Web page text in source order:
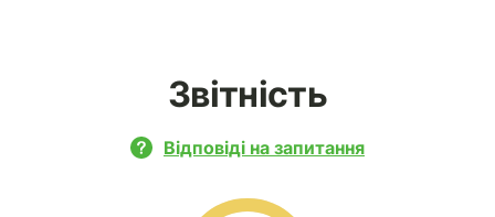
Звітність
Відповіді на запитання